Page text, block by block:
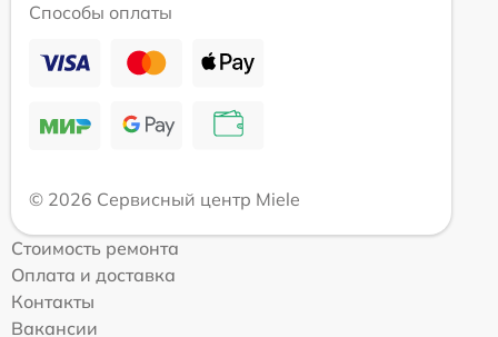
Способы оплаты
© 2026 Сервисный центр Miele
Стоимость ремонта
Оплата и доставка
Контакты
Вакансии